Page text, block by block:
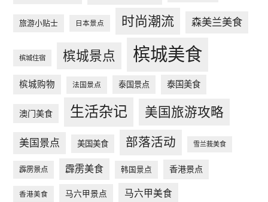
旅游小贴士 日本景点 时尚潮流 森美兰美食
槟城住宿 槟城景点 槟城美食
槟城购物 法国景点 泰国景点 泰国美食
澳门美食 生活杂记 美国旅游攻略
美国景点 美国美食 部落活动 雪兰莪美食
霹雳景点 霹雳美食 韩国景点 香港景点
香港美食 马六甲景点 马六甲美食